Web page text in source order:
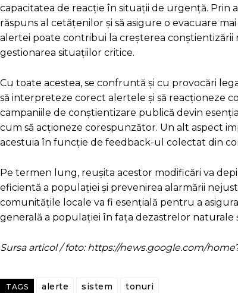
capacitatea de reacție în situații de urgență.
răspuns al cetățenilor și să asigure o evacuare
alertei poate contribui la creșterea
gestionarea situațiilor critice.
Cu toate acestea, se confruntă și cu provocări
să interpreteze corect alertele și să reacționeze
campaniile de conștientizare publică devin
cum să acționeze corespunzător. Un alt aspect
acestuia în funcție de feedback-ul colectat din
Pe termen lung, reușita acestor modificări va
eficientă a populației și prevenirea alarmării
comunitățile locale va fi esențială pentru a
generală a populației în fața dezastrelor naturale
Sursa articol / foto: https://news.google.com/
TAGS alerte sistem tonuri